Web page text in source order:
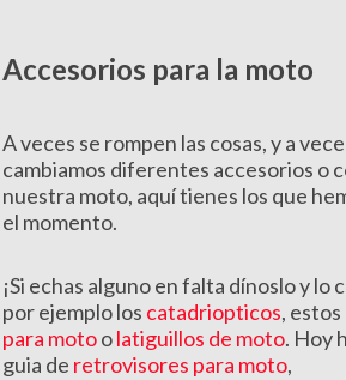
Accesorios para la moto
A veces se rompen las cosas, y a
cambiamos diferentes accesorios o
nuestra moto, aquí tienes los que
el momento.
¡Si echas alguno en falta dínoslo y lo
por ejemplo los catadriopticos, estos
para motoolatiguillos de moto. Hoy
guia de retrovisores para moto,